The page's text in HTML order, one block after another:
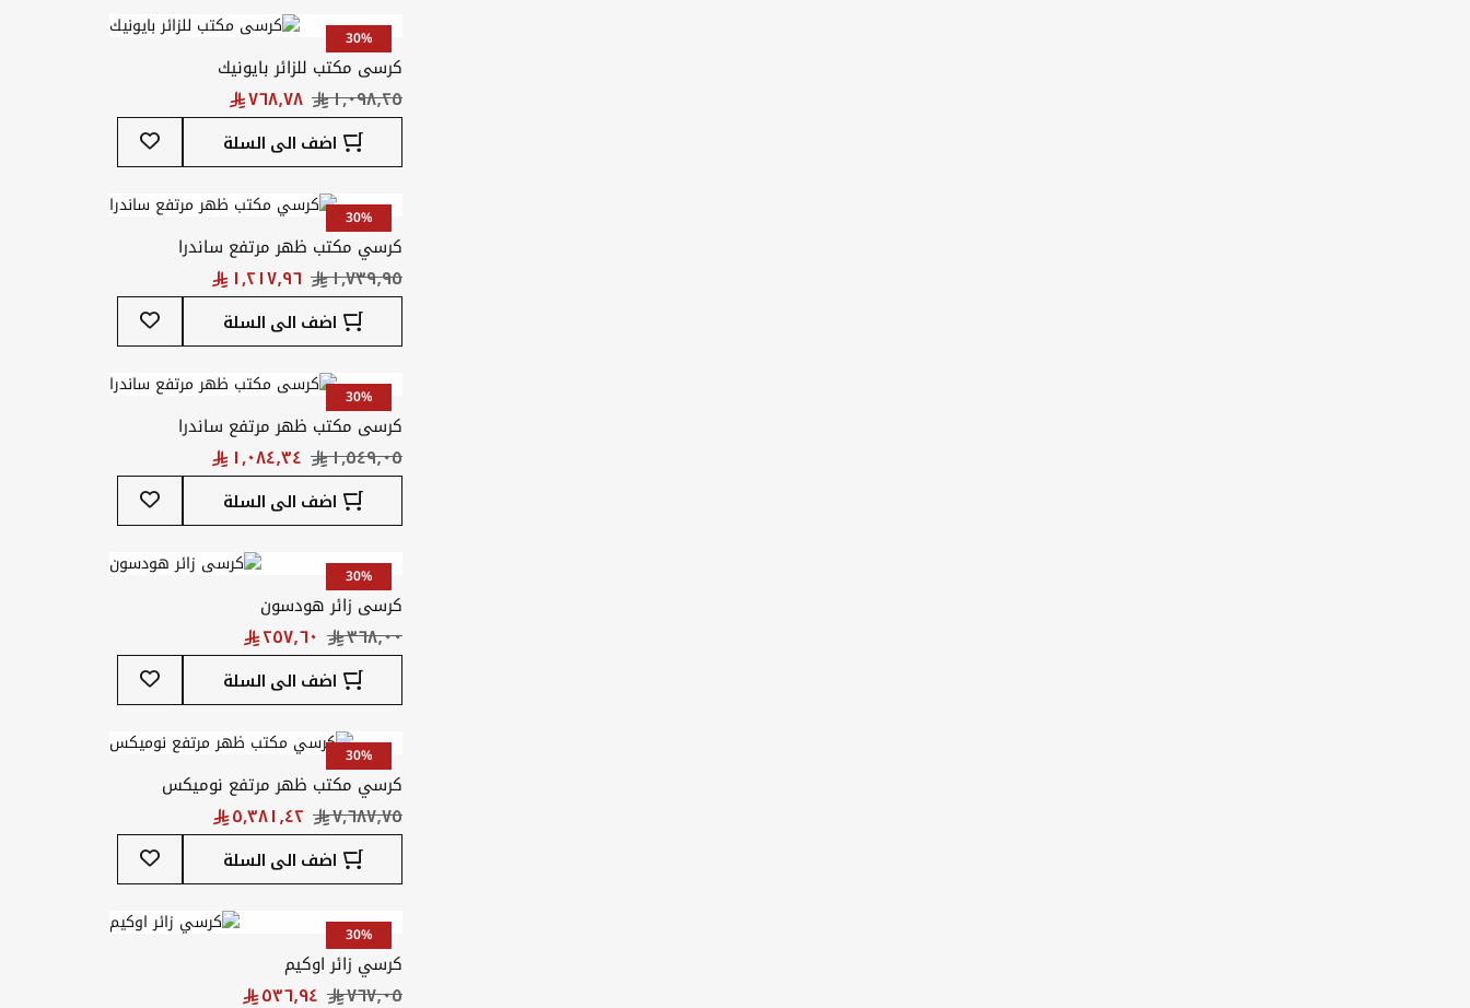
المفضلة
30%
كرسى مكتب للزائر بايونيك
اضف الى السلة أضف
إلى
قائمة
المفضلة
30%
كرسي مكتب ظهر مرتفع ساندرا
اضف الى السلة أضف
إلى
قائمة
المفضلة
30%
كرسى مكتب ظهر مرتفع ساندرا
اضف الى السلة أضف
إلى
قائمة
المفضلة
30%
كرسى زائر هودسون
اضف الى السلة أضف
إلى
قائمة
المفضلة
30%
كرسي مكتب ظهر مرتفع نوميكس
اضف الى السلة أضف
إلى
قائمة
المفضلة
30%
كرسي زائر اوكيم